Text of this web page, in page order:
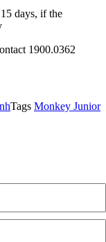
days, if the
1900.0362
Tags Monkey Junior